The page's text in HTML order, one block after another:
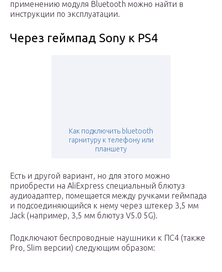
применению модуля Bluetooth можно найти в
инструкции по эксплуатации.
Через геймпад Sony к PS4
Как подключить bluetooth
гарнитуру к телефону или
планшету
Есть и другой вариант, но для этого можно
приобрести на AliExpress специальный блютуз
аудиоадаптер, помещается между ручками геймпада
и подсоединяющийся к нему через штекер 3,5 мм
Jack (например, 3,5 мм блютуз V5.0 5G).
Подключают беспроводные наушники к ПС4 (также
Pro, Slim версии) следующим образом: